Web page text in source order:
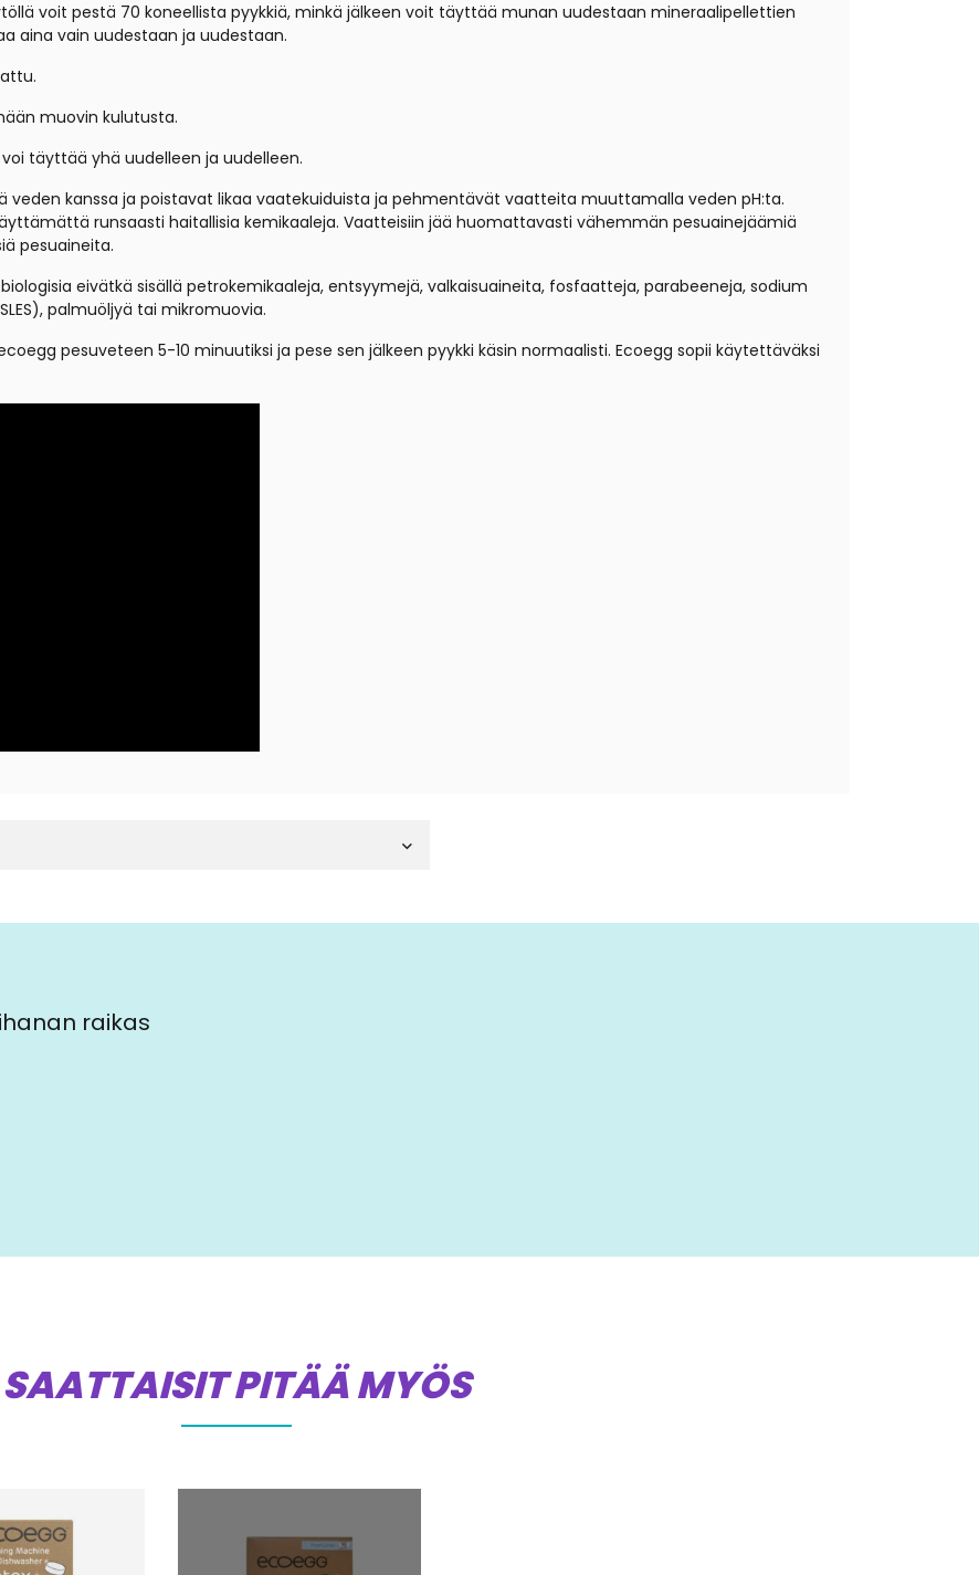
voit pestä 70 koneellista pyykkiä, minkä jälkeen voit täyttää munan uudestaan mineraalipellettien
aina vain uudestaan ja uudestaan.
muovin kulutusta.
täyttää yhä uudelleen ja uudelleen.
veden kanssa ja poistavat likaa vaatekuiduista ja pehmentävät vaatteita muuttamalla veden pH:ta.
runsaasti haitallisia kemikaaleja. Vaatteisiin jää huomattavasti vähemmän pesuainejäämiä
pesuaineita.
eivätkä sisällä petrokemikaaleja, entsyymejä, valkaisuaineita, fosfaatteja, parabeeneja, sodium
palmuöljyä tai mikromuovia.
pesuveteen 5-10 minuutiksi ja pese sen jälkeen pyykki käsin normaalisti. Ecoegg sopii käytettäväksi
raikas
SAATTAISIT PITÄÄ MYÖS